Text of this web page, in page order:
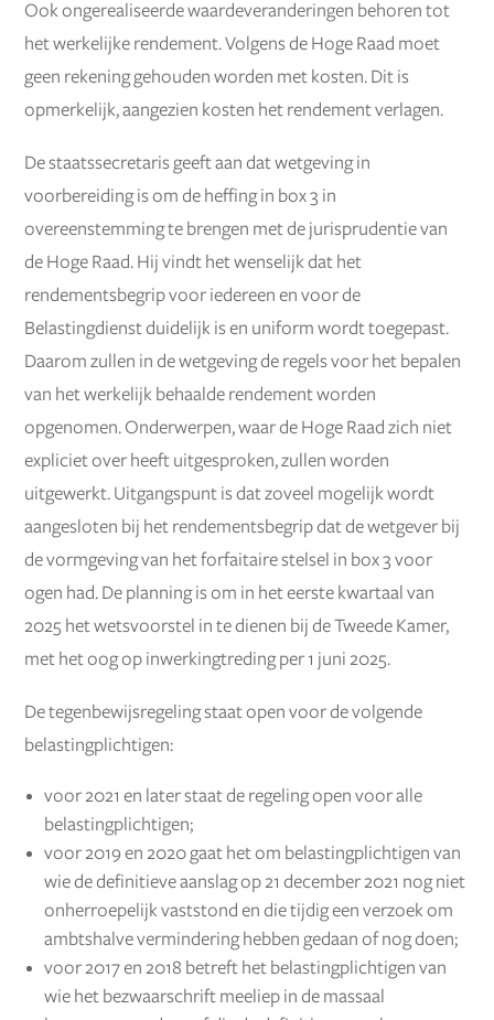
Ook ongerealiseerde waardeveranderingen behoren tot
het werkelijke rendement. Volgens de Hoge Raad moet
geen rekening gehouden worden met kosten. Dit is
opmerkelijk, aangezien kosten het rendement verlagen.
De staatssecretaris geeft aan dat wetgeving in
voorbereiding is om de heffing in box 3 in
overeenstemming te brengen met de jurisprudentie van
de Hoge Raad. Hij vindt het wenselijk dat het
rendementsbegrip voor iedereen en voor de
Belastingdienst duidelijk is en uniform wordt toegepast.
Daarom zullen in de wetgeving de regels voor het bepalen
van het werkelijk behaalde rendement worden
opgenomen. Onderwerpen, waar de Hoge Raad zich niet
expliciet over heeft uitgesproken, zullen worden
uitgewerkt. Uitgangspunt is dat zoveel mogelijk wordt
aangesloten bij het rendementsbegrip dat de wetgever bij
de vormgeving van het forfaitaire stelsel in box 3 voor
ogen had. De planning is om in het eerste kwartaal van
2025 het wetsvoorstel in te dienen bij de Tweede Kamer,
met het oog op inwerkingtreding per 1 juni 2025.
De tegenbewijsregeling staat open voor de volgende
belastingplichtigen:
voor 2021 en later staat de regeling open voor alle
belastingplichtigen;
voor 2019 en 2020 gaat het om belastingplichtigen van
wie de definitieve aanslag op 21 december 2021 nog niet
onherroepelijk vaststond en die tijdig een verzoek om
ambtshalve vermindering hebben gedaan of nog doen;
voor 2017 en 2018 betreft het belastingplichtigen van
wie het bezwaarschrift meeliep in de massaal